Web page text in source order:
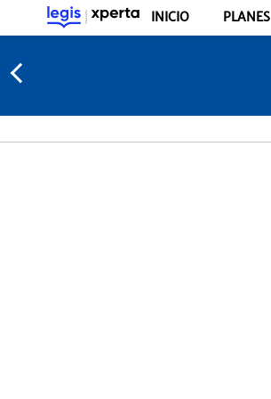
INICIO PLANES